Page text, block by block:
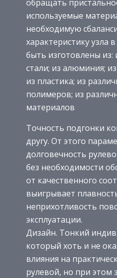
обращать
используемые
необходимую
характеристику узла
быть изготовлены
стали; из алюминия;
из пластика; из
полимеров; из
материалов
Точность подгонки
другу. От этого
долговечность
без необходимости
от качественного
выигрывает
неприхотливость
эксплуатации.
Дизайн. Тонкий
который хоть и не
влияния на
рулевой, но при этом